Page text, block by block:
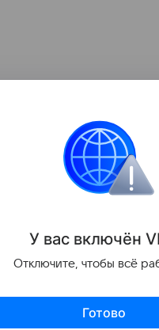
У вас включён V
Отключите, чтобы всё
Готово